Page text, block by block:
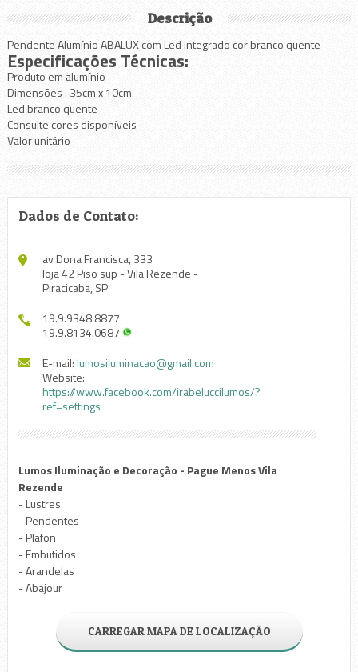
Descrição
Pendente Alumínio ABALUX com Led integrado cor branco quente
Especificações Técnicas:
Produto em alumínio
Dimensões : 35cm x 10cm
Led branco quente
Consulte cores disponíveis
Valor unitário
Dados de Contato:
av Dona Francisca, 333
loja 42 Piso sup - Vila Rezende -
Piracicaba, SP
19.9.9348.8877
19.9.8134.0687
E-mail:lumosiluminacao@gmail.com
Website:
https://www.facebook.com/irabeluccilumos/?
ref=settings
Lumos Iluminação e Decoração - Pague Menos Vila
Rezende
- Lustres
- Pendentes
- Plafon
- Embutidos
- Arandelas
- Abajour
CARREGAR MAPA DE LOCALIZAÇÃO